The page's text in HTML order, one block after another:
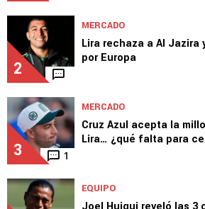
2
MERCADO
Lira rechaza a Al Jazira
por Europa
3 1
MERCADO
Cruz Azul acepta la
Lira… ¿qué falta para
EQUIPO